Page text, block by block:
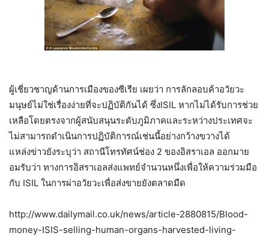
ผู้เชี่ยวชาญด้านการเมืองของซีเรีย เผยว่า การลักลอบค้าอวัยวะ
มนุษย์ไม่ใช่เรื่องง่ายที่จะปฏิบัติกันได้ ซึ่งISIL หากไม่ได้รับการช่วย
เหลือโดยตรงจากผู้สนับสนุนระดับภูมิภาคและระหว่างประเทศจะ
ไม่สามารถดำเนินการปฏิบัติการณ์เช่นนี้อย่างกว้างขวางได้
แหล่งข่าวยังระบุว่า สถานีโทรทัศน์ช่อง 2 ของอิสราเอล ออกมาย
อมรับว่า ทางการอิสราเอลส่งแพทย์จำนวนหนึ่งเพื่อให้ความร่วมมือ
กับ ISIL ในการผ่าอวัยวะเพื่อส่งขายยังตลาดมืด
http://www.dailymail.co.uk/news/article-2880815/Blood-
money-ISIS-selling-human-organs-harvested-living-